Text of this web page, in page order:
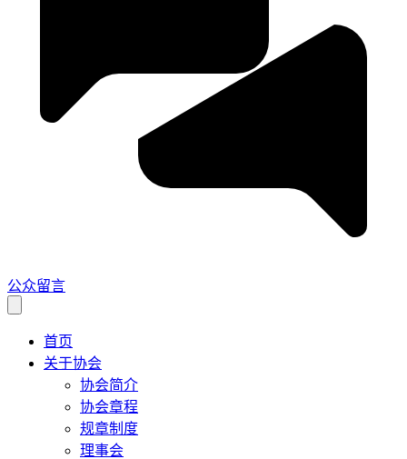
公众留言
首页
关于协会
协会简介
协会章程
规章制度
理事会